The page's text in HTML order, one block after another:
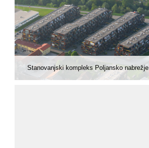
Stanovanjski kompleks Poljansko nabrežje